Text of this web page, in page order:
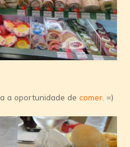
a oportunidade decomer . =)